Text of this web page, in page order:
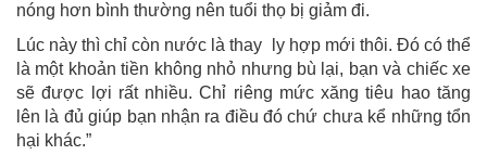
nóng hơn bình thường nên tuổi thọ bị giảm đi.
Lúc này thì chỉ còn nước là thay ly hợp mới thôi. Đó có thể
là một khoản tiền không nhỏ nhưng bù lại, bạn và chiếc xe
sẽ được lợi rất nhiều. Chỉ riêng mức xăng tiêu hao tăng
lên là đủ giúp bạn nhận ra điều đó chứ chưa kể những tổn
hại khác.”